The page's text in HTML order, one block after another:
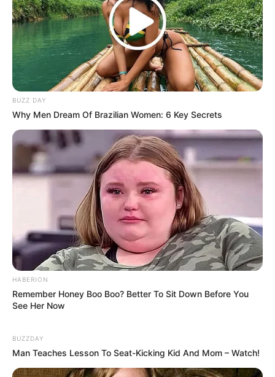
(foto: instagram/minami_hamabe.official)
4. Kalau yang ini adalah anjing kesayangannya yang terlihat
seperti anak kambing
BUZZ DAY
Why Men Dream Of Brazilian Women: 6 Key Secrets
HABERION
Remember Honey Boo Boo? Better To Sit Down Before You
See Her Now
BUZZDAY
Man Teaches Lesson To Seat-Kicking Kid And Mom – Watch!